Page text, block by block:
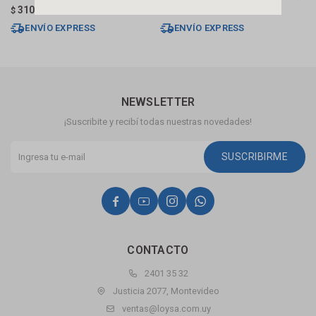
$ 310
ENVÍO EXPRESS ENVÍO EXPRESS
CONTACTO
2401 35 32
Justicia 2077, Montevideo
ventas@loysa.com.uy
NEWSLETTER
¡Suscribite y recibí todas nuestras novedades!
SUSCRIBIRME
   